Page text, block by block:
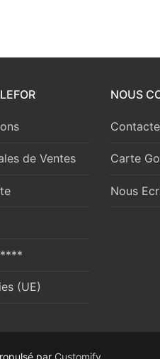
de Ventes
(UE)
NOUS
Carte
Nous
par Customify